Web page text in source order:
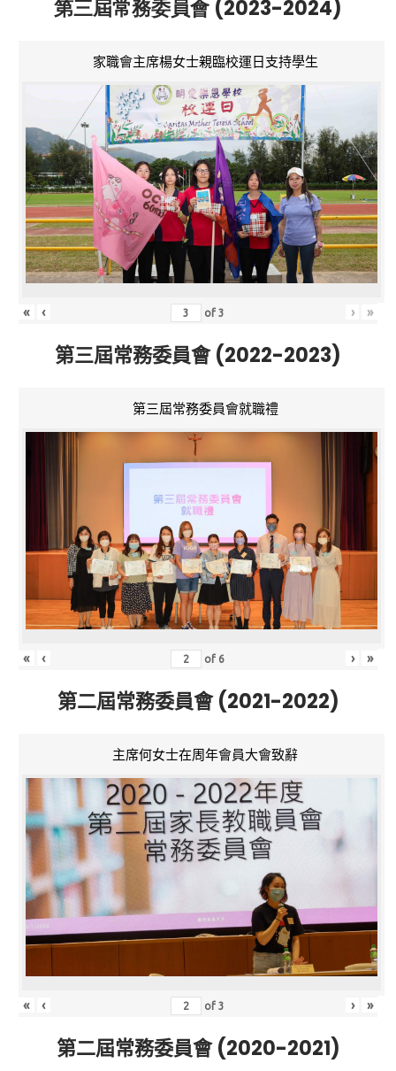
第三屆常務委員會 (2023-2024)
家職會主席楊女士親臨校運日支持學生
« ‹ of3 › »
第三屆常務委員會 (2022-2023)
第三屆常務委員會就職禮
« ‹ of 6 › »
第二屆常務委員會 (2021-2022)
主席何女士在周年會員大會致辭
« ‹ of3 › »
第二屆常務委員會 (2020-2021)